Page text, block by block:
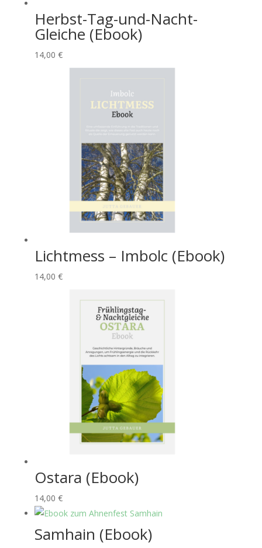
Herbst-Tag-und-Nacht-
Gleiche (Ebook)
14,00 €
Lichtmess – Imbolc (Ebook)
14,00 €
Ostara (Ebook)
14,00 €
Samhain (Ebook)